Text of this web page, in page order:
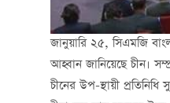
জানুয়ারি ২৫, সিএমজি
আহ্বান জানিয়েছে চীন।
চীনের উপ-স্থায়ী প্রতিনিধি